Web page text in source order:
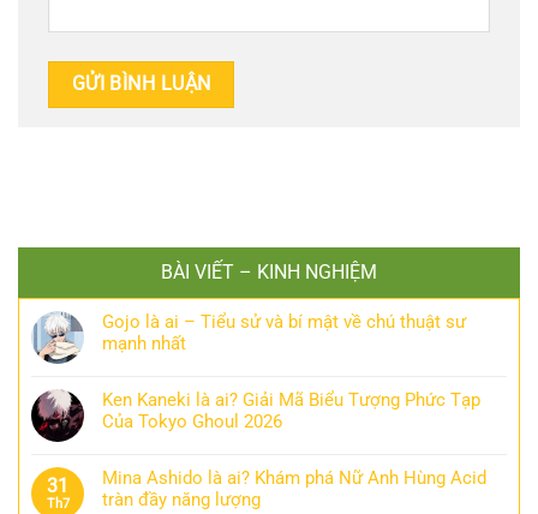
BÀI VIẾT – KINH NGHIỆM
Gojo là ai – Tiểu sử và bí mật về chú thuật sư
mạnh nhất
Ken Kaneki là ai? Giải Mã Biểu Tượng Phức Tạp
Của Tokyo Ghoul 2026
31
Th7
Mina Ashido là ai? Khám phá Nữ Anh Hùng Acid
tràn đầy năng lượng